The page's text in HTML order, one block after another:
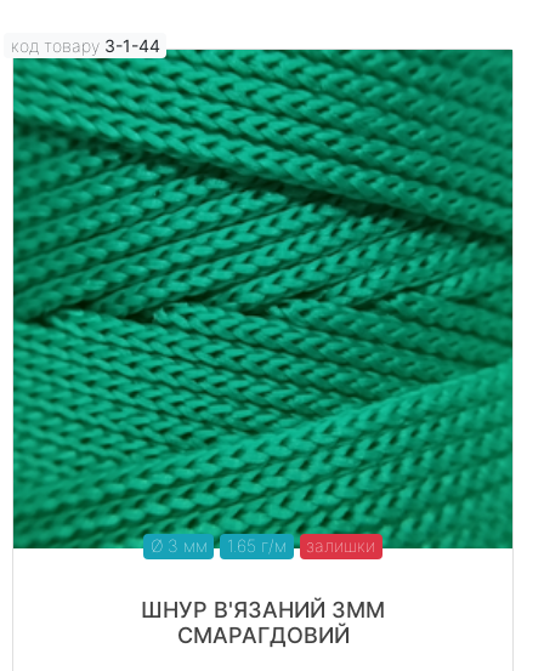
код товару 3-1-44
Ø 3 мм 1.65 г/м залишки
ШНУР В'ЯЗАНИЙ 3ММ
СМАРАГДОВИЙ